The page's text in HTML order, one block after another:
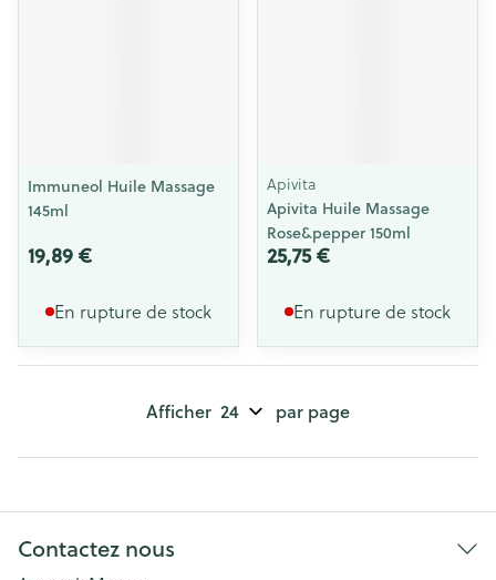
Immuneol Huile Massage
145ml
19,89 €
En rupture de stock
Apivita
Apivita Huile Massage
Rose&pepper 150ml
25,75 €
En rupture de stock
Afficher par page
Contactez nous